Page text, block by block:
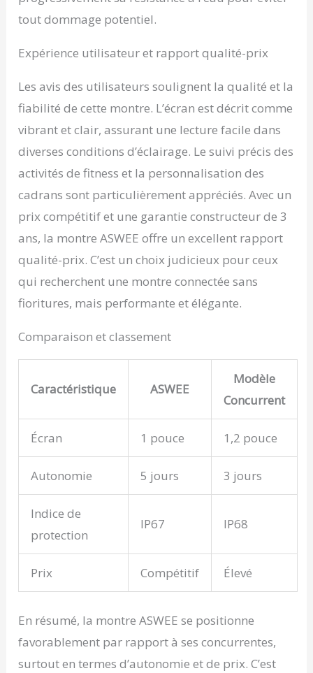
tout dommage potentiel.
Expérience utilisateur et rapport qualité-prix
Les avis des utilisateurs soulignent la qualité et la
fiabilité de cette montre. L’écran est décrit comme
vibrant et clair, assurant une lecture facile dans
diverses conditions d’éclairage. Le suivi précis des
activités de fitness et la personnalisation des
cadrans sont particulièrement appréciés. Avec un
prix compétitif et une garantie constructeur de 3
ans, la montre ASWEE offre un excellent rapport
qualité-prix. C’est un choix judicieux pour ceux
qui recherchent une montre connectée sans
fioritures, mais performante et élégante.
Comparaison et classement
Caractéristique ASWEE
Modèle
Concurrent
Écran 1 pouce 1,2 pouce
Autonomie 5 jours 3 jours
Indice de
protection
IP67 IP68
Prix Compétitif Élevé
En résumé, la montre ASWEE se positionne
favorablement par rapport à ses concurrentes,
surtout en termes d’autonomie et de prix. C’est